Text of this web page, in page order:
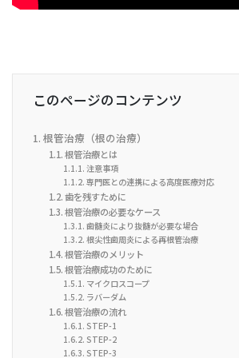
このページのコンテンツ
根管治療（根の治療）
根管治療とは
注意事項
専門医との連携による高度医療対応
歯を残すために
根管治療の必要なケース
歯髄炎により抜髄が必要な場合
根尖性歯周炎による再根管治療
根管治療のメリット
根管治療成功のために
マイクロスコープ
ラバーダム
根管治療の流れ
STEP-1
STEP-2
STEP-3